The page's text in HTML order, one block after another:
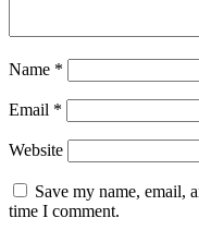
Name *
Email *
Website
Save my name, email,
time I comment.